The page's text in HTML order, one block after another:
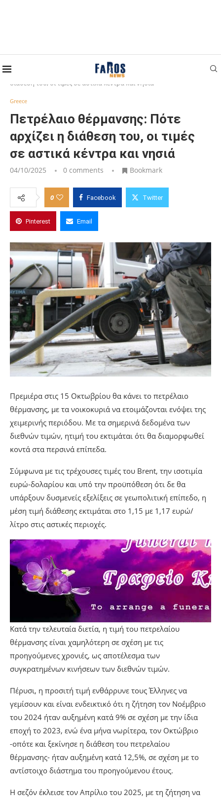
Home
Πετρέλαιο θέρμανσης: Πότε αρχίζει η
διάθεση του, οι τιμές σε αστικά κέντρα και νησιά
Greece
Πετρέλαιο θέρμανσης: Πότε
αρχίζει η διάθεση του, οι τιμές
σε αστικά κέντρα και νησιά
04/10/2025 0 comments Bookmark
0 Facebook Twitter
Pinterest Email
Πρεμιέρα στις 15 Οκτωβρίου θα κάνει το πετρέλαιο
θέρμανσης, με τα νοικοκυριά να ετοιμάζονται ενόψει της
χειμερινής περιόδου. Με τα σημερινά δεδομένα των
διεθνών τιμών, ητιμή του εκτιμάται ότι θα διαμορφωθεί
κοντά στα περσινά επίπεδα.
Σύμφωνα με τις τρέχουσες τιμές του Brent, την ισοτιμία
ευρώ-δολαρίου και υπό την προϋπόθεση ότι δε θα
υπάρξουν δυσμενείς εξελίξεις σε γεωπολιτική επίπεδο, η
μέση τιμή διάθεσης εκτιμάται στο 1,15 με 1,17 ευρώ/
λίτρο στις αστικές περιοχές.
Κατά την τελευταία διετία, η τιμή του πετρελαίου
θέρμανσης είναι χαμηλότερη σε σχέση με τις
προηγούμενες χρονιές, ως αποτέλεσμα των
συγκρατημένων κινήσεων των διεθνών τιμών.
Πέρυσι, η προσιτή τιμή ενθάρρυνε τους Έλληνες να
γεμίσουν και είναι ενδεικτικό ότι η ζήτηση τον Νοέμβριο
του 2024 ήταν αυξημένη κατά 9% σε σχέση με την ίδια
εποχή το 2023, ενώ ένα μήνα νωρίτερα, τον Οκτώβριο
-οπότε και ξεκίνησε η διάθεση του πετρελαίου
θέρμανσης- ήταν αυξημένη κατά 12,5%, σε σχέση με το
αντίστοιχο διάστημα του προηγούμενου έτους.
Η σεζόν έκλεισε τον Απρίλιο του 2025, με τη ζήτηση να